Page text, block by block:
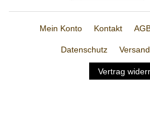
Mein Konto Kontakt
Datenschutz Versand
Vertrag